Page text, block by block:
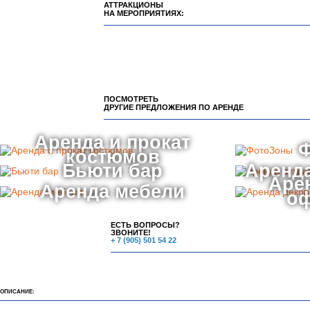
АТТРАКЦИОНЫ
НА МЕРОПРИЯТИЯХ:
ПОСМОТРЕТЬ
ДРУГИЕ ПРЕДЛОЖЕНИЯ ПО АРЕНДЕ
Аренда и прокат
костюмов
Бьюти бар
Аренда мебели
ЕСТЬ ВОПРОСЫ?
ЗВОНИТЕ!
+ 7 (905) 501 54 22
ОПИСАНИЕ: